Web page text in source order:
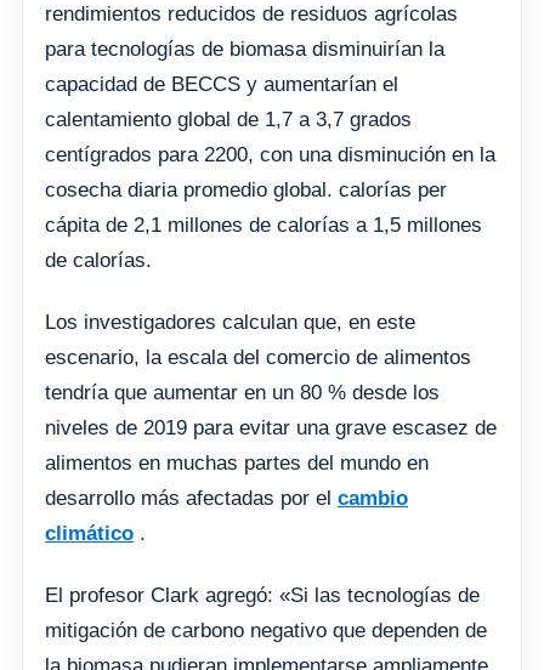
rendimientos reducidos de residuos agrícolas
para tecnologías de biomasa disminuirían la
capacidad de BECCS y aumentarían el
calentamiento global de 1,7 a 3,7 grados
centígrados para 2200, con una disminución en la
cosecha diaria promedio global. calorías per
cápita de 2,1 millones de calorías a 1,5 millones
de calorías.
Los investigadores calculan que, en este
escenario, la escala del comercio de alimentos
tendría que aumentar en un 80 % desde los
niveles de 2019 para evitar una grave escasez de
alimentos en muchas partes del mundo en
desarrollo más afectadas por el cambio
climático .
El profesor Clark agregó: «Si las tecnologías de
mitigación de carbono negativo que dependen de